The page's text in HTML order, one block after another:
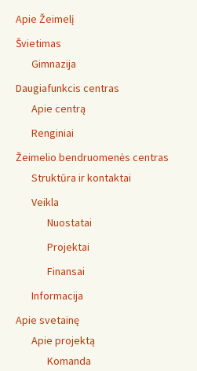
Apie Žeimelį
Švietimas
Gimnazija
Daugiafunkcis centras
Apie centrą
Renginiai
Žeimelio bendruomenės centras
Struktūra ir kontaktai
Veikla
Nuostatai
Projektai
Finansai
Informacija
Apie svetainę
Apie projektą
Komanda